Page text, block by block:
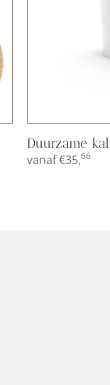
Duurzame
vanaf€35,66